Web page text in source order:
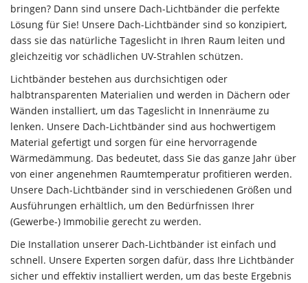
bringen? Dann sind unsere Dach-Lichtbänder die perfekte
Lösung für Sie! Unsere Dach-Lichtbänder sind so konzipiert,
dass sie das natürliche Tageslicht in Ihren Raum leiten und
gleichzeitig vor schädlichen UV-Strahlen schützen.
Lichtbänder bestehen aus durchsichtigen oder
halbtransparenten Materialien und werden in Dächern oder
Wänden installiert, um das Tageslicht in Innenräume zu
lenken. Unsere Dach-Lichtbänder sind aus hochwertigem
Material gefertigt und sorgen für eine hervorragende
Wärmedämmung. Das bedeutet, dass Sie das ganze Jahr über
von einer angenehmen Raumtemperatur profitieren werden.
Unsere Dach-Lichtbänder sind in verschiedenen Größen und
Ausführungen erhältlich, um den Bedürfnissen Ihrer
(Gewerbe-) Immobilie gerecht zu werden.
Die Installation unserer Dach-Lichtbänder ist einfach und
schnell. Unsere Experten sorgen dafür, dass Ihre Lichtbänder
sicher und effektiv installiert werden, um das beste Ergebnis